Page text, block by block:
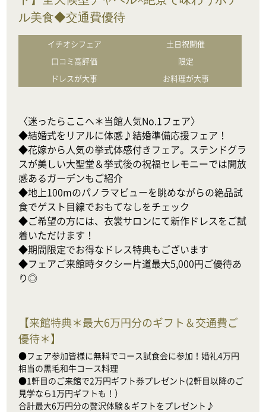
ル美食◆交通費優待
イチオシフェア
土日祝開催
口コミ高評価
限定
ドレスが大事
お料理が大事
〈迷ったらここへ＊当館人気No.1フェア〉
◆結婚式をリアルに体感♪結婚準備応援フェア！
◆花嫁から人気の挙式体感付きフェア。ステンドグラ
スが美しい大聖堂＆挙式後の祝福セレモニーでは開放
感あるガーデンもご紹介
◆地上100mのパノラマビューを眺めながらの絶品試
食でゲスト目線でおもてなしをチェック
◆ご希望の方には、衣裳サロンにて新作ドレスをご試
着いただけます！
◆期間限定でお得なドレス特典もございます
◆フェアご来館時タクシー片道最大5,000円ご優待あ
り◎
【来館特典＊最大6万円分のギフト＆交通費ご
優待＊】
●フェア参加皆様に無料でコース試食会に参加！婚礼4万円
相当の黒毛和牛コース料理
●1軒目のご来館で2万円ギフト券プレゼント(2軒目以降のご
見学なら1万円ギフトも！）
合計最大6万円分の贅沢体験＆ギフトをプレゼント♪